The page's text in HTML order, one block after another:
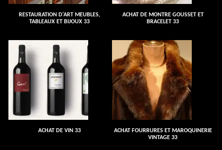
RESTAURATION D'ART MEUBLES,
TABLEAUX ET BIJOUX 33
ACHAT DE MONTRE GOUSSET ET
BRACELET 33
ACHAT DE VIN 33
ACHAT FOURRURES ET MAROQUINERIE
VINTAGE 33